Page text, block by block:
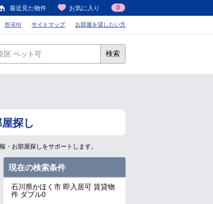
最近見た物件 お気に入り 0
한국어 サイトマップ お部屋を貸したい方
検索
探し
お部屋探しをサポートします。
現在の検索条件
石川県かほく市 即入居可 賃貸物
件 ダブル0